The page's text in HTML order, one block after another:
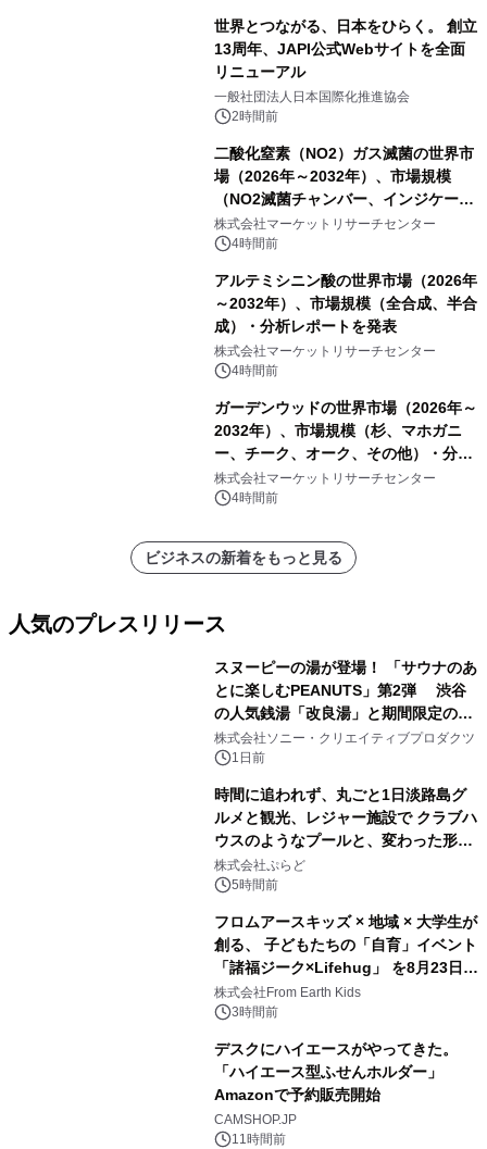
世界とつながる、日本をひらく。 創立
13周年、JAPI公式Webサイトを全面
リニューアル
一般社団法人日本国際化推進協会
2時間前
二酸化窒素（NO2）ガス滅菌の世界市
場（2026年～2032年）、市場規模
（NO2滅菌チャンバー、インジケータ
ーおよびモニタリングシステム、その
他）・分析レポートを発表
株式会社マーケットリサーチセンター
4時間前
アルテミシニン酸の世界市場（2026年
～2032年）、市場規模（全合成、半合
成）・分析レポートを発表
株式会社マーケットリサーチセンター
4時間前
ガーデンウッドの世界市場（2026年～
2032年）、市場規模（杉、マホガニ
ー、チーク、オーク、その他）・分析
レポートを発表
株式会社マーケットリサーチセンター
4時間前
ビジネスの新着をもっと見る
人気のプレスリリース
スヌーピーの湯が登場！ 「サウナのあ
とに楽しむPEANUTS」第2弾 渋谷
の人気銭湯「改良湯」と期間限定のコ
ラボレーション サウナイキタイコラ
ボグッズも発売決定！
株式会社ソニー・クリエイティブプロダクツ
1日前
時間に追われず、丸ごと1日淡路島グ
ルメと観光、レジャー施設で クラブハ
ウスのようなプールと、変わった形の
サウナも 「THE BOXY AWAJI」のお
得な素泊まり連泊プランで
株式会社ぷらど
5時間前
フロムアースキッズ × 地域 × 大学生が
創る、 子どもたちの「自育」イベント
「諸福ジーク×Lifehug」 を8月23日
(日)開催
株式会社From Earth Kids
3時間前
デスクにハイエースがやってきた。
「ハイエース型ふせんホルダー」
Amazonで予約販売開始
CAMSHOP.JP
11時間前